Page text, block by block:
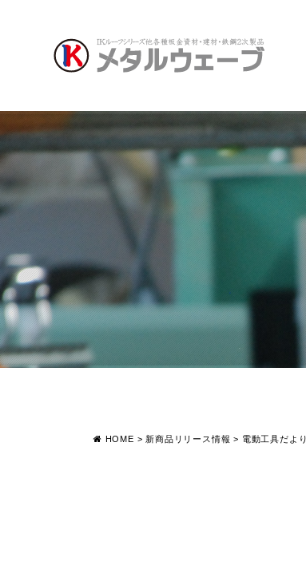
HOME > 新商品リリース情報 > 電動工具だより